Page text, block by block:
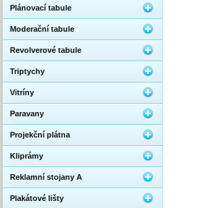
Plánovací tabule
Moderační tabule
Revolverové tabule
Triptychy
Vitríny
Paravany
Projekční plátna
Kliprámy
Reklamní stojany A
Plakátové lišty